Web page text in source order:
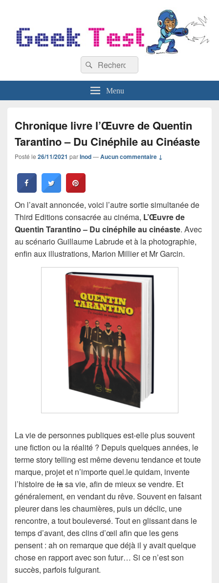
Recherche :
Rechercher
Menu
Chronique livre l’Œuvre de Quentin
Tarantino – Du Cinéphile au Cinéaste
Posté le 26/11/2021 parInod—Aucun commentaire ↓
On l’avait annoncée, voici l’autre sortie simultanée de
Third Editions consacrée au cinéma, L’Œuvre de
Quentin Tarantino – Du cinéphile au cinéaste. Avec
au scénario Guillaume Labrude et à la photographie,
enfin aux illustrations, Marion Millier et Mr Garcin.
La vie de personnes publiques est-elle plus souvent
une fiction ou la réalité ? Depuis quelques années, le
terme story telling est même devenu tendance et toute
marque, projet et n’importe quel.le quidam, invente
l’histoire delasa vie, afin de mieux se vendre. Et
généralement, en vendant du rêve. Souvent en faisant
pleurer dans les chaumières, puis un déclic, une
rencontre, a tout bouleversé. Tout en glissant dans le
temps d’avant, des clins d’œil afin que les gens
pensent : ah on remarque que déjà il y avait quelque
chose en rapport avec son futur… Si ce n’est son
succès, parfois fulgurant.